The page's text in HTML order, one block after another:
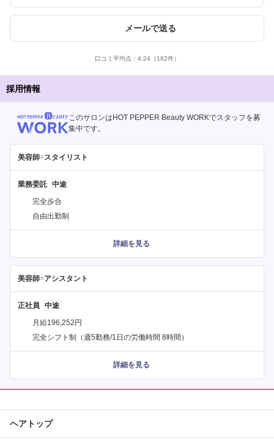
メールで送る
口コミ平均点： 4.24（182件）
採用情報
このサロンはHOT PEPPER Beauty WORKでスタッフを募
集中です。
美容師×スタイリスト
業務委託
完全歩合
自由出勤制
詳細を見る
美容師×アシスタント
正社員
月給196,252円
完全シフト制（週5勤務/1日の労働時間 8時間）
詳細を見る
ヘアトップ